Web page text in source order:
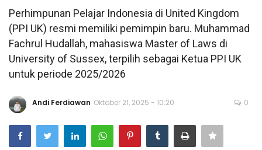
Berita Islam
Nasional
Khutbah Jumat
Pendidikan
Bisnis
Perhimpunan Pelajar Indonesia di United Kingdom
(PPI UK) resmi memiliki pemimpin baru. Muhammad
Fachrul Hudallah, mahasiswa Master of Laws di
University of Sussex, terpilih sebagai Ketua PPI UK
untuk periode 2025/2026
Andi Ferdiawan Oktober 21, 2025 - 10:20 0